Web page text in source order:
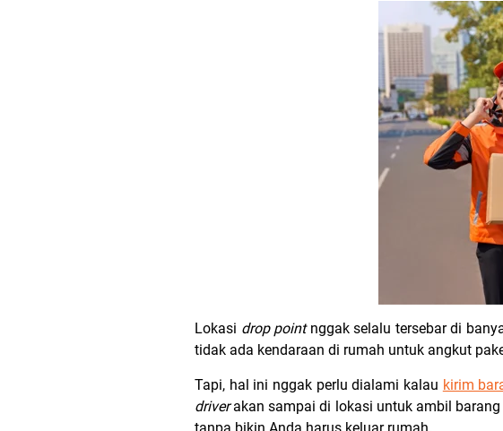
Lokasi drop point nggak selalu tersebar di
tidak ada kendaraan di rumah untuk angkut
Tapi, hal ini nggak perlu dialami kalau kirim
driverakan sampai di lokasi untuk ambil